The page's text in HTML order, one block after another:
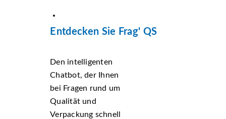
Entdecken Sie Frag' QS
Den intelligenten
Chatbot, der Ihnen
bei Fragen rund um
Qualität und
Verpackung schnell